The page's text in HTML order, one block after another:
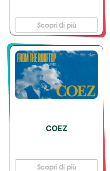
Scopri di più
COEZ
Scopri di più